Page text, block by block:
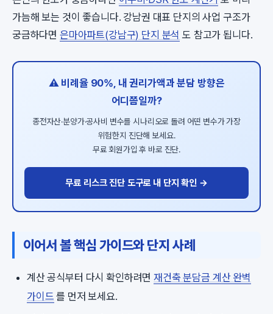
가늠해 보는 것이 좋습니다. 강남권 대표 단지의 사업 구조가
궁금하다면 은마아파트(강남구) 단지 분석 도 참고가 됩니다.
⚠️ 비례율 90%, 내 권리가액과 분담 방향은
어디쯤일까?
종전자산·분양가·공사비 변수를 시나리오로 돌려 어떤 변수가 가장
위험한지 진단해 보세요.
무료 회원가입 후 바로 진단.
무료 리스크 진단 도구로 내 단지 확인 →
이어서 볼 핵심 가이드와 단지 사례
계산 공식부터 다시 확인하려면재건축 분담금 계산 완벽
가이드 를 먼저 보세요.